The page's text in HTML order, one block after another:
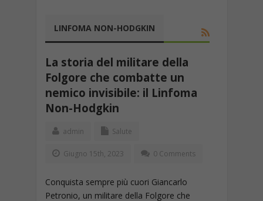
LINFOMA NON-HODGKIN
La storia del militare della
Folgore che combatte un
nemico invisibile: il Linfoma
Non-Hodgkin
admin Salute
Giugno 15th, 2023 0 Comments
Conquista sempre più cuori Giancarlo
Petronio, un militare della Folgore che